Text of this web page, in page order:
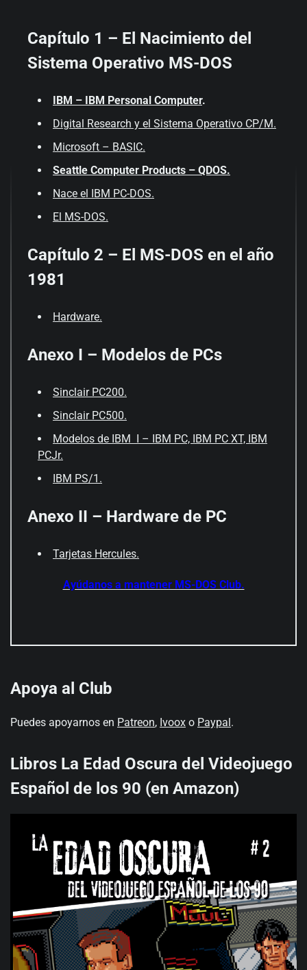
Capítulo 1 – El Nacimiento del
Sistema Operativo MS-DOS
IBM – IBM Personal Computer.
Digital Research y el Sistema Operativo CP/M.
Microsoft – BASIC.
Seattle Computer Products – QDOS.
Nace el IBM PC-DOS.
El MS-DOS.
Capítulo 2 – El MS-DOS en el año
1981
Hardware.
Anexo I – Modelos de PCs
Sinclair PC200.
Sinclair PC500.
Modelos de IBM I – IBM PC, IBM PC XT, IBM
PCJr.
IBM PS/1.
Anexo II – Hardware de PC
Tarjetas Hercules.
Ayúdanos a mantener MS-DOS Club.
Apoya al Club
Puedes apoyarnos en Patreon, Ivoox o Paypal.
Libros La Edad Oscura del Videojuego
Español de los 90 (en Amazon)